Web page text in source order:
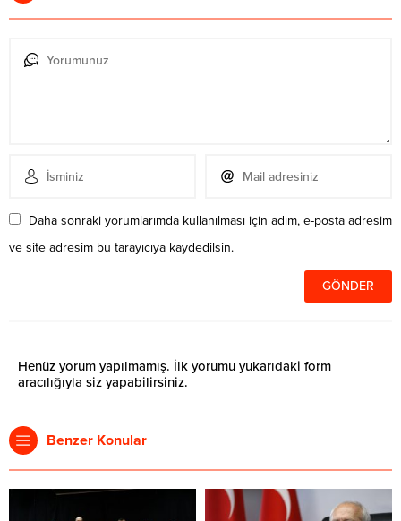
Daha sonraki yorumlarımda kullanılması için adım, e-posta adresim
ve site adresim bu tarayıcıya kaydedilsin.
Henüz yorum yapılmamış. İlk yorumu yukarıdaki form
aracılığıyla siz yapabilirsiniz.
Benzer Konular